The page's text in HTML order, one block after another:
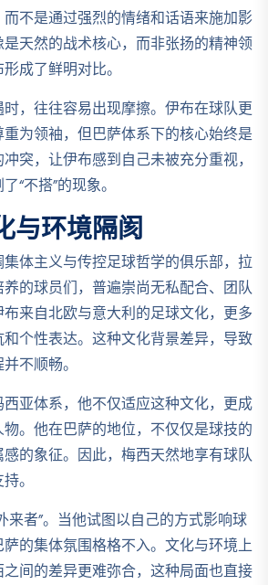
不是通过强烈的情绪和话语来施加影
天然的战术核心，而非张扬的精神领
成了鲜明对比。
，往往容易出现摩擦。伊布在球队更
为领袖，但巴萨体系下的核心始终是
突，让伊布感到自己未被充分重视，
“不搭”的现象。
与环境隔阂
体主义与传控足球哲学的俱乐部，拉
的球员们，普遍崇尚无私配合、团队
来自北欧与意大利的足球文化，更多
个性表达。这种文化背景差异，导致
不顺畅。
亚体系，他不仅适应这种文化，更成
。他在巴萨的地位，不仅仅是球技的
的象征。因此，梅西天然地享有球队
。
来者”。当他试图以自己的方式影响球
的集体氛围格格不入。文化与环境上
间的差异更难弥合，这种局面也直接